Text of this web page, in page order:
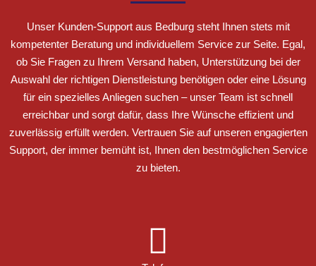
Unser Kunden-Support aus Bedburg steht Ihnen stets mit
kompetenter Beratung und individuellem Service zur Seite. Egal,
ob Sie Fragen zu Ihrem Versand haben, Unterstützung bei der
Auswahl der richtigen Dienstleistung benötigen oder eine Lösung
für ein spezielles Anliegen suchen – unser Team ist schnell
erreichbar und sorgt dafür, dass Ihre Wünsche effizient und
zuverlässig erfüllt werden. Vertrauen Sie auf unseren engagierten
Support, der immer bemüht ist, Ihnen den bestmöglichen Service
zu bieten.